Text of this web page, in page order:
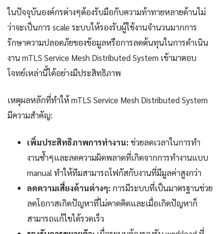
ในปัจจุบันองค์กรต่างๆต้องรับมือกับความท้าทายหลายด้านไม่
ว่าจะเป็นการ scale ระบบให้รองรับผู้ใช้งานจำนวนมากการ
รักษาความปลอดภัยของข้อมูลหรือการลดต้นทุนในการดำเนิน
งาน mTLS Service Mesh Distributed System เข้ามาตอบ
โจทย์เหล่านี้ได้อย่างมีประสิทธิภาพ
เหตุผลหลักที่ทำให้ mTLS Service Mesh Distributed System
มีความสำคัญ:
เพิ่มประสิทธิภาพการทำงาน: ช่วยลดเวลาในการทำ
งานซ้ำๆและลดความผิดพลาดที่เกิดจากการทำงานแบบ
manual ทำให้ทีมสามารถโฟกัสกับงานที่มีมูลค่าสูงกว่า
ลดความเสี่ยงด้านต่างๆ: การมีระบบที่เป็นมาตรฐานช่วย
ลดโอกาสเกิดปัญหาที่ไม่คาดคิดและเมื่อเกิดปัญหาก็
สามารถแก้ไขได้รวดเร็ว